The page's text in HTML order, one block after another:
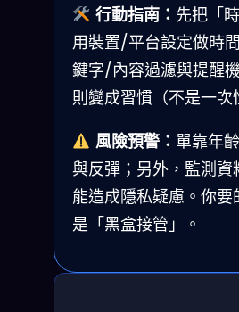
行動指南： 先把「
用裝置/平台設定做時
鍵字/內容過濾與提醒
則變成習慣（不是一次
風險預警： 單靠年
與反彈；另外，監測
能造成隱私疑慮。你
是「黑盒接管」。